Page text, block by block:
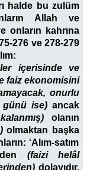
halde bu zulüm
Allah ve
onların kahrına
276 ve 278-279
içerisinde ve
faiz ekonomisini
onurlu
günü ise) ancak
olanın
olmaktan başka
‘Alım-satım
(faizi helâl
dolayıdır.